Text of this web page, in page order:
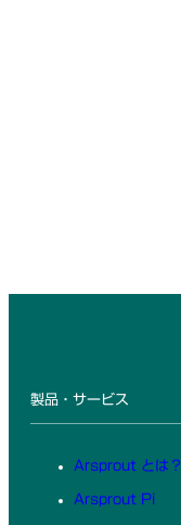
製品・サービス
Arsprout とは？
Arsprout Pi